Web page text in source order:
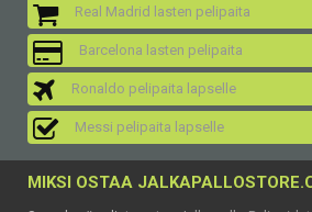
Real Madrid lasten pelipaita
Barcelona lasten pelipaita
Ronaldo pelipaita lapselle
Messi pelipaita lapselle
MIKSI OSTAA